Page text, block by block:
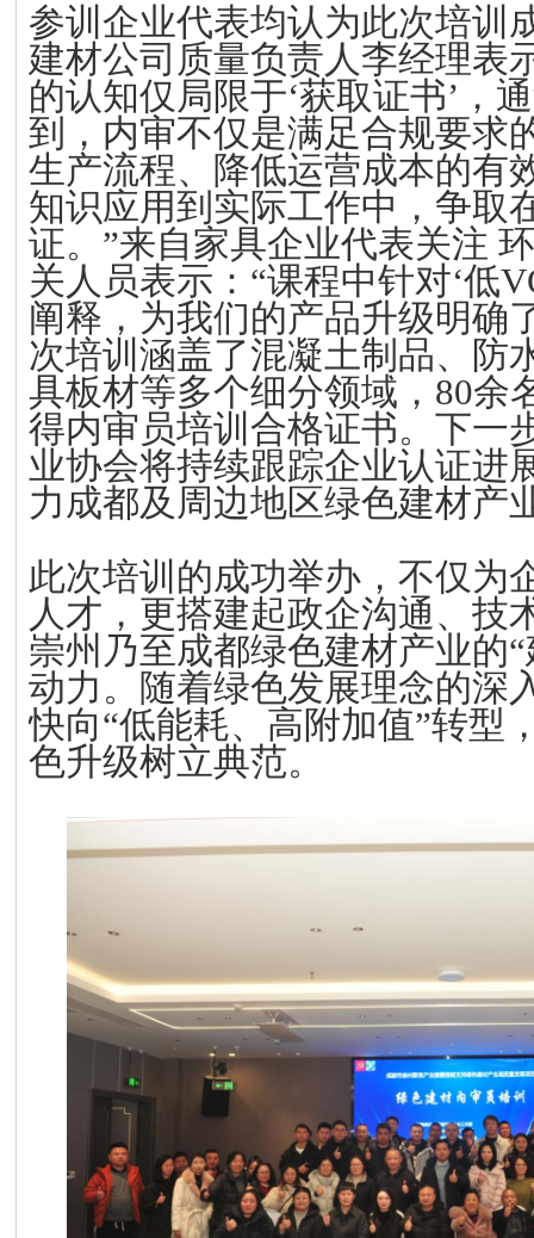
参训企业代表均认为此次培训
建材公司质量负责人李经理表
的认知仅局限于‘获取证书’，
到，内审不仅是满足合规要求
生产流程、降低运营成本的有
知识应用到实际工作中，争取
证。”来自家具企业代表关注
关人员表示：“课程中针对‘低
阐释，为我们的产品升级明确
次培训涵盖了混凝土制品、防
具板材等多个细分领域， 80余
得内审员培训合格证书。 下一
业协会将持续跟踪企业认证进
力成都及周边地区绿色建材产
此次培训的成功举办，不仅为
人才，更搭建起政企沟通、技
崇州乃至成都绿色建材产业的
动力。随着绿色发展理念的深
快向“低能耗、高附加值”转型
色升级树立典范。